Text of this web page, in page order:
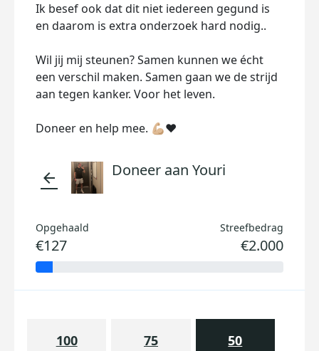
Ik besef ook dat dit niet iedereen gegund is
en daarom is extra onderzoek hard nodig..
Wil jij mij steunen? Samen kunnen we écht
een verschil maken. Samen gaan we de strijd
aan tegen kanker. Voor het leven.
Doneer en help mee. 💪🏼❤️
arrow_back Doneer aan Youri
Opgehaald
€127
Streefbedrag
€2.000
100 75 50